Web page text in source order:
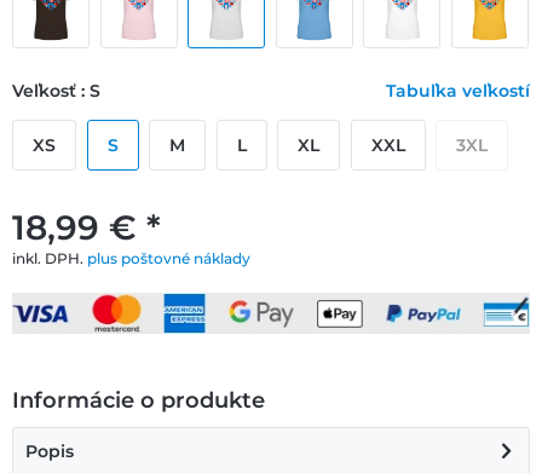
18,99 € *
inkl. DPH. plus poštovné náklady
Veľkosť : S Tabuľka veľkostí
XS S M L XL XXL 3XL
Informácie o produkte
Popis